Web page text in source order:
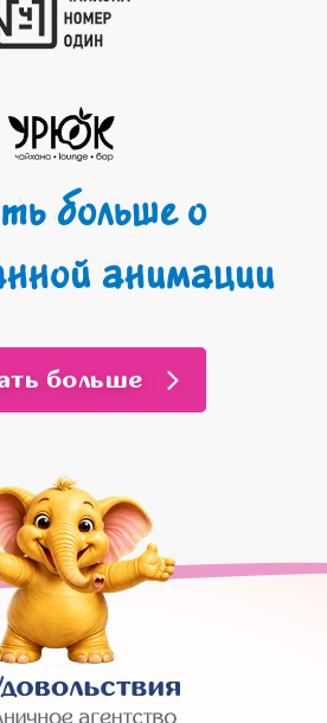
больше о
анимации
больше